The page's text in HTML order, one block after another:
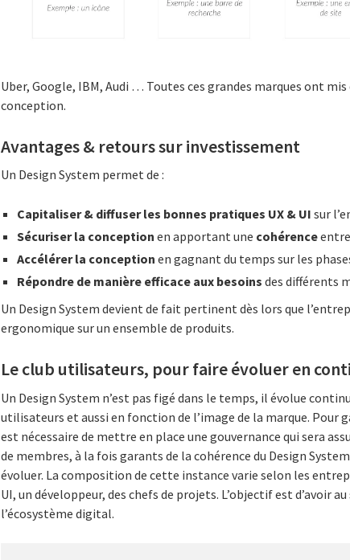
Uber, Google, IBM, Audi … Toutes ces grandes marques ont
conception.
Avantages & retours sur investissement
Un Design System permet de :
Capitaliser & diffuser les bonnes pratiques UX & UI sur
Sécuriser la conception en apportant une cohérence
Accélérer la conception en gagnant du temps sur les
Répondre de manière efficace aux besoinsdes différents
Un Design System devient de fait pertinent dès lors que
ergonomique sur un ensemble de produits.
Le club utilisateurs, pour faire évoluer en
Un Design System n’est pas figé dans le temps, il évolue
utilisateurs et aussi en fonction de l’image de la marque. Pour
est nécessaire de mettre en place une gouvernance qui sera
de membres, à la fois garants de la cohérence du Design
évoluer. La composition de cette instance varie selon les
UI, un développeur, des chefs de projets. L’objectif est d’avoir
l’écosystème digital.